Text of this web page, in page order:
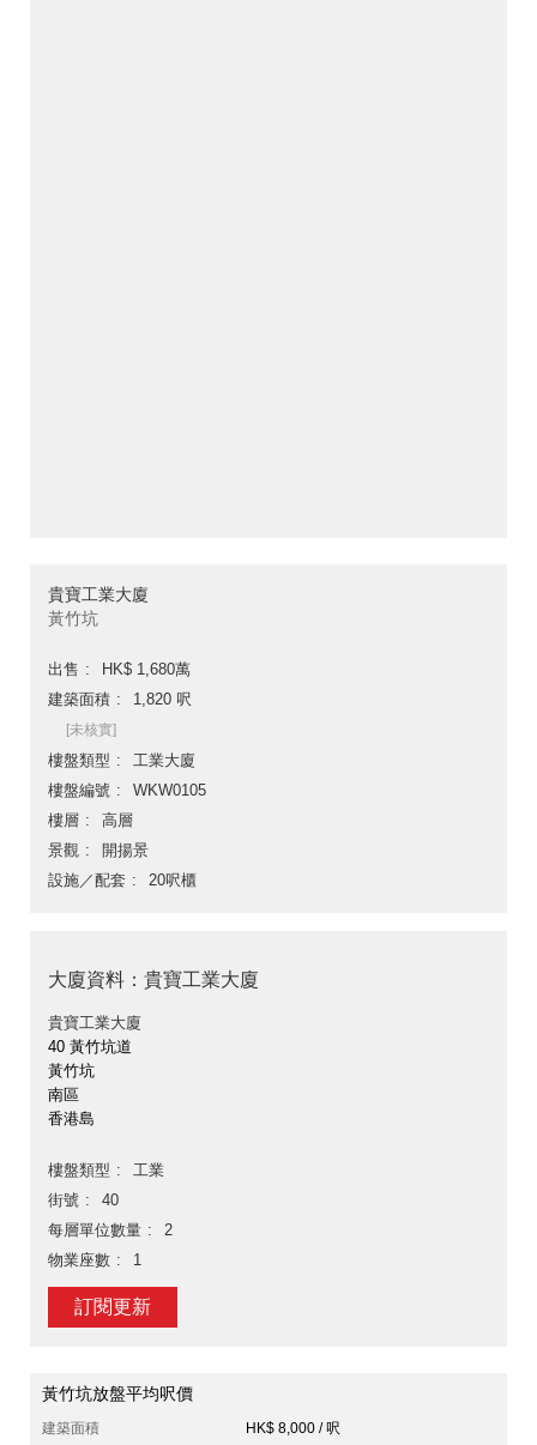
貴寶工業大廈
黃竹坑
出售
HK$ 1,680萬
建築面積
1,820 呎
[未核實]
樓盤類型
工業大廈
樓盤編號
WKW0105
樓層
高層
景觀
開揚景
設施／配套
20呎櫃
大廈資料：貴寶工業大廈
貴寶工業大廈
40 黃竹坑道
黃竹坑
南區
香港島
樓盤類型
工業
街號
40
每層單位數量
2
物業座數
1
訂閱更新
黃竹坑放盤平均呎價
建築面積
HK$ 8,000 / 呎